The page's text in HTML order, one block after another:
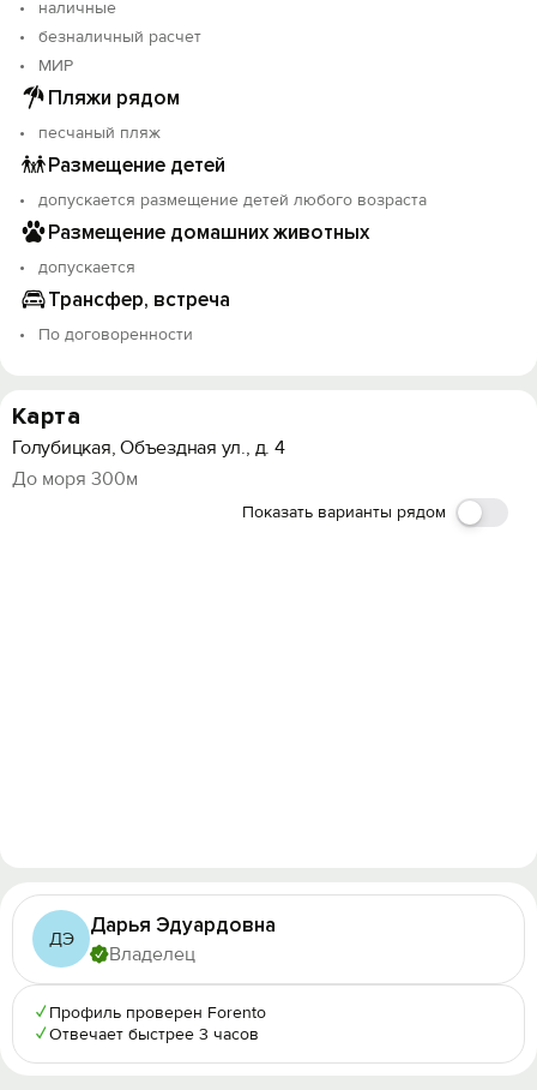
наличные
безналичный расчет
МИР
Пляжи рядом
песчаный пляж
Размещение детей
допускается размещение детей любого возраста
Размещение домашних животных
допускается
Трансфер, встреча
По договоренности
Карта
Голубицкая, Объездная ул., д. 4
До моря 300м
Показать варианты рядом
ДЭ
Дарья Эдуардовна
Владелец
✓ Профиль проверен Forento
✓Отвечает быстрее 3 часов